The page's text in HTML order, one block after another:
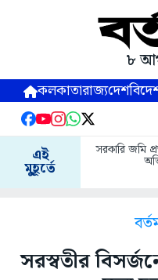
৮
কলকাতারাজ্যদেশ
এই
মুহূর্তে
সরকারি জমি
সরস্বতীর